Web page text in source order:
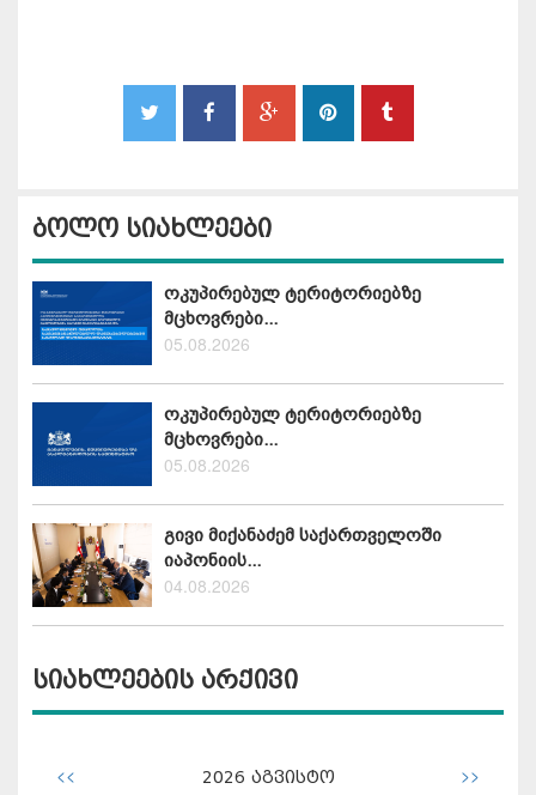
ბოლო სიახლეები
ოკუპირებულ ტერიტორიებზე
მცხოვრები...
05.08.2026
ოკუპირებულ ტერიტორიებზე
მცხოვრები...
05.08.2026
გივი მიქანაძემ საქართველოში
იაპონიის...
04.08.2026
სიახლეების არქივი
<< 2026 აგვისტო >>